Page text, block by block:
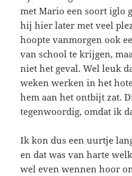
met Mario een soort iglo
hij hier later met veel
hoopte vanmorgen ook
van school te krijgen,
niet het geval. Wel leuk
weken werken in het
hem aan het ontbijt zat.
tegenwoordig, omdat ik
Ik kon dus een uurtje
en dat was van harte
wel even wennen hoor